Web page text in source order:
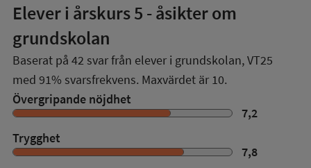
Elever i årskurs 5 - åsikter om
grundskolan
Baserat på 42 svar från elever i grundskolan,VT25
med 91% svarsfrekvens. Maxvärdet är 10.
Övergripande nöjdhet
7,2
Trygghet
7,8